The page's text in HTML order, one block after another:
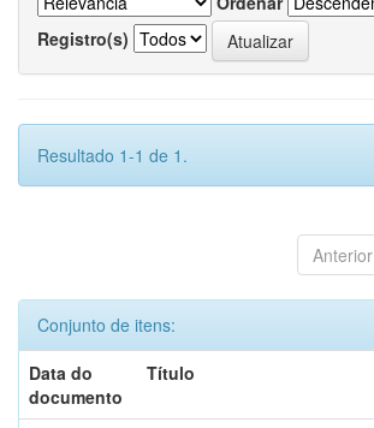
Registro(s)
Resultado 1-1 de 1.
Anterior
Conjunto de itens:
Data do
documento
Título